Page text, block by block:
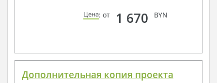
Цена: от 1 670 BYN
Дополнительная копия проекта